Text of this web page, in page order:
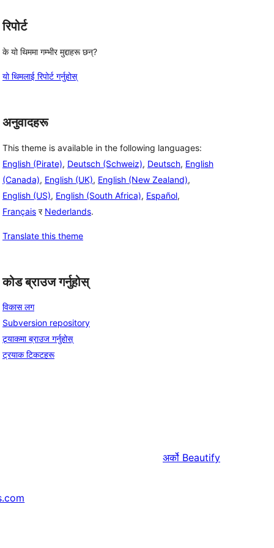
रिपोर्ट
के यो थिममा गम्भीर मुद्दाहरू छन्?
यो थिमलाई रिपोर्ट गर्नुहोस्
अनुवादहरू
This theme is available in the following languages:
English (Pirate), Deutsch (Schweiz), Deutsch, English
(Canada), English (UK), English (New Zealand),
English (US), English (South Africa), Español,
Français र Nederlands.
Translate this theme
कोड ब्राउज गर्नुहोस्
विकास लग
Subversion repository
ट्र्याकमा ब्राउज गर्नुहोस्
ट्रयाक टिकटहरू
अर्को Beautify